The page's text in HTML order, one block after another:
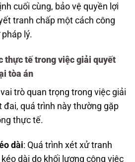
cuối cùng, bảo vệ quyền lợi
tranh chấp một cách công
lý.
thực tế trong việc giải quyết
tòa án
trò quan trọng trong việc giải
quá trình này thường gặp
thực tế.
dài: Quá trình xét xử tranh
dài do khối lượng công việc